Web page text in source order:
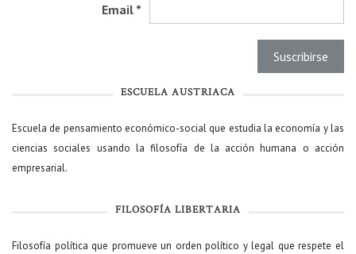
Email *
ESCUELA AUSTRIACA
Escuela de pensamiento económico-social que estudia la economía y las
ciencias sociales usando la filosofía de la acción humana o acción
empresarial.
FILOSOFÍA LIBERTARIA
Filosofía política que promueve un orden político y legal que respete el